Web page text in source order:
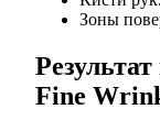
Зоны
Fine